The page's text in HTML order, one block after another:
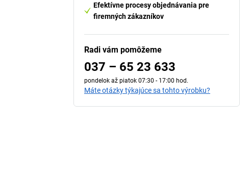
Efektívne procesy objednávania pre
firemných zákazníkov
Radi vám pomôžeme
037 – 65 23 633
pondelok až piatok 07:30 - 17:00 hod.
Máte otázky týkajúce sa tohto výrobku?